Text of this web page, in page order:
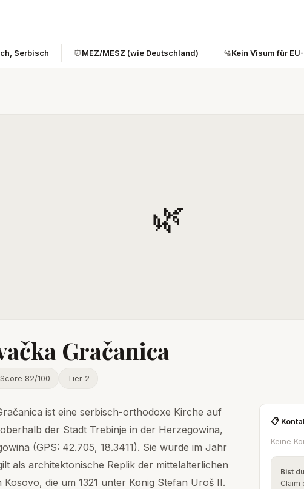
Serbisch ⏰MEZ/MESZ (wie Deutschland) 🛂Kein Visum für
🌿
Gračanica
82/100 Tier 2
ist eine serbisch-orthodoxe Kirche auf
der Stadt Trebinje in der Herzegowina,
(GPS: 42.705, 18.3411). Sie wurde im Jahr
als architektonische Replik der mittelalterlichen
die um 1321 unter König Stefan Uroš II.
📋
Keine
Bist
Claim